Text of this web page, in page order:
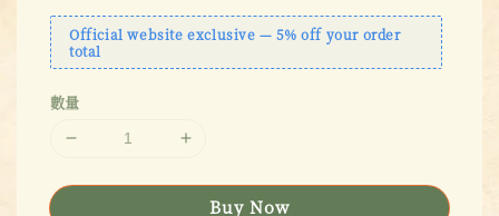
Official website exclusive — 5% off your order
total
數量
Buy Now